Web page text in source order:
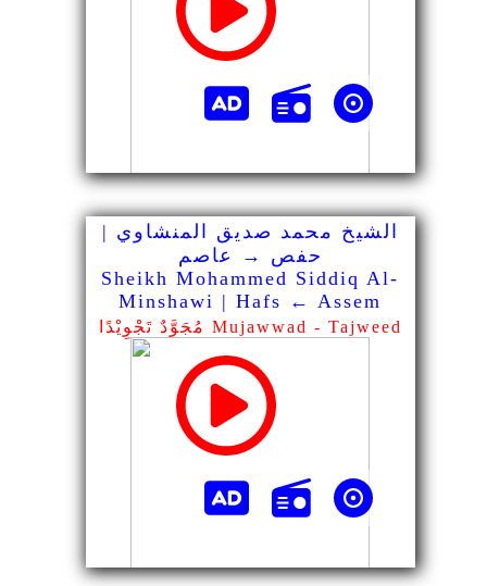
الشيخ محمد صديق المنشاوي |
حفص → عاصم
Sheikh Mohammed Siddiq Al-
Minshawi | Hafs ← Assem
مُجَوَّدٌ تَجْوِيْدًا Mujawwad - Tajweed